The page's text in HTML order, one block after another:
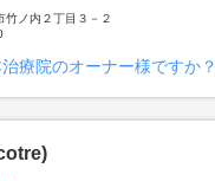
竹ノ内２丁目３－２
療院のオーナー様ですか？